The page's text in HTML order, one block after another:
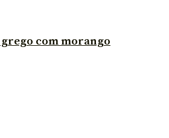
com morango